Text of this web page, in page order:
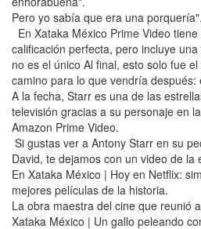
Pero yo sabía que era una porquería".
En Xataka México Prime Video
calificación perfecta, pero incluye
no es el único Al final, esto solo fue
camino para lo que vendría
A la fecha, Starr es una de las
televisión gracias a su personaje en
Amazon Prime Video.
Si gustas ver a Antony Starr en su
David, te dejamos con un video de la
En Xataka México | Hoy en Netflix:
mejores películas de la historia.
La obra maestra del cine que reunió
Xataka México | Un gallo peleando